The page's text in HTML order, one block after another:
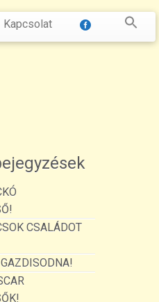
Kapcsolat
CSALÁDOT